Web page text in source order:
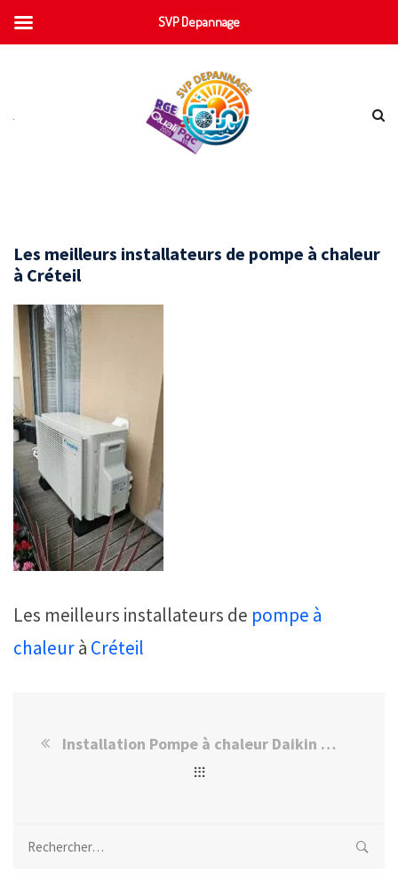
Les meilleurs installateurs de pompe à chaleur
à Créteil
Les meilleurs installateurs de pompe à
chaleurà Créteil
Installation Pompe à chaleur Daikin Créteil
Rechercher :
SVP Depannage